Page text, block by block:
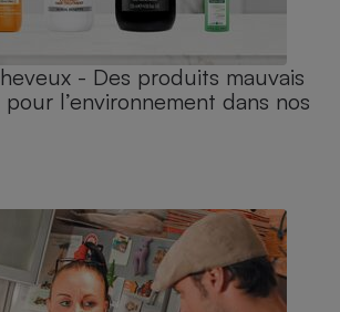
- Des produits mauvais
l’environnement dans nos